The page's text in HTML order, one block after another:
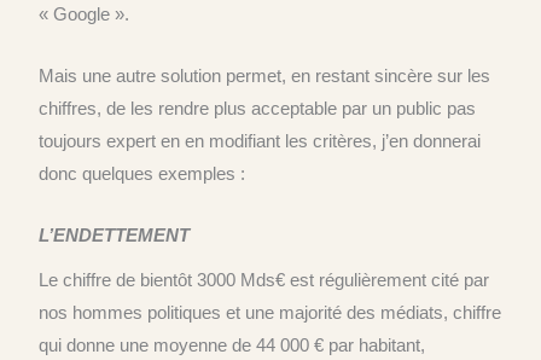
« Google ».
Mais une autre solution permet, en restant sincère sur les
chiffres, de les rendre plus acceptable par un public pas
toujours expert en en modifiant les critères, j’en donnerai
donc quelques exemples :
L’ENDETTEMENT
Le chiffre de bientôt 3000 Mds€ est régulièrement cité par
nos hommes politiques et une majorité des médiats, chiffre
qui donne une moyenne de 44 000 € par habitant,